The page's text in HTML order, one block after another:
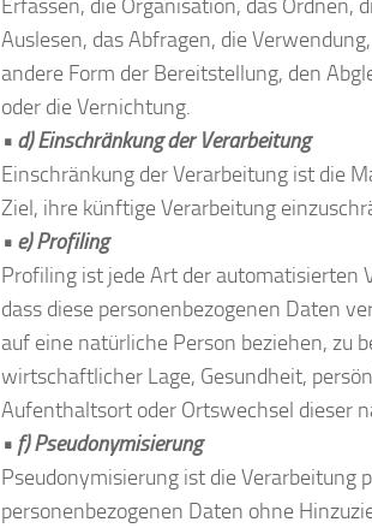
Erfassen, die Organisation, das Ordnen,
Auslesen, das Abfragen, die
andere Form der Bereitstellung, den
oder die Vernichtung.
• d) Einschränkung der Verarbeitung
Einschränkung der Verarbeitung ist die
Ziel, ihre künftige Verarbeitung
• e) Profiling
Profiling ist jede Art der automatisierten
dass diese personenbezogenen Daten
auf eine natürliche Person beziehen, zu
wirtschaftlicher Lage, Gesundheit,
Aufenthaltsort oder Ortswechsel dieser
• f) Pseudonymisierung
Pseudonymisierung ist die Verarbeitung
personenbezogenen Daten ohne